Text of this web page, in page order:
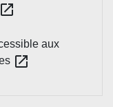
open_in_new
aux
open_in_new